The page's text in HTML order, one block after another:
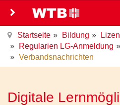
Startseite Bildung
Regularien LG-Anmeldung
Verbandsnachrichten
Digitale